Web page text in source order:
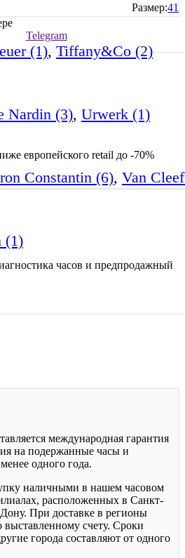
(1),Tiffany&Co (2)
Nardin (3), Urwerk (1)
Constantin (6), Van
(1)
Размер:41
Telegram
европейского retail до -70%
часов и предпродажный
международная гарантия
на подержанные часы и
одного года.
наличными в нашем часовом
расположенных в Санкт-
При доставке в регионы
выставленному счету. Сроки
города составляют от одного